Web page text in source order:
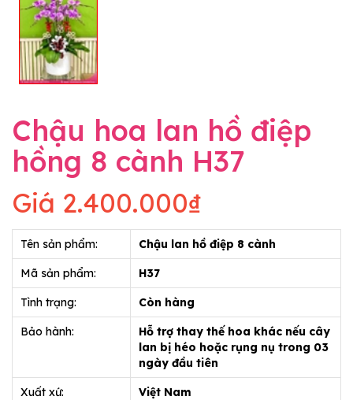
Chậu hoa lan hồ điệp
hồng 8 cành H37
Giá 2.400.000₫
Tên sản phẩm: Chậu lan hồ điệp 8 cành
Mã sản phẩm: H37
Tình trạng: Còn hàng
Bảo hành:
Hỗ trợ thay thế hoa khác nếu cây
lan bị héo hoặc rụng nụ trong 03
ngày đầu tiên
Xuất xứ: Việt Nam